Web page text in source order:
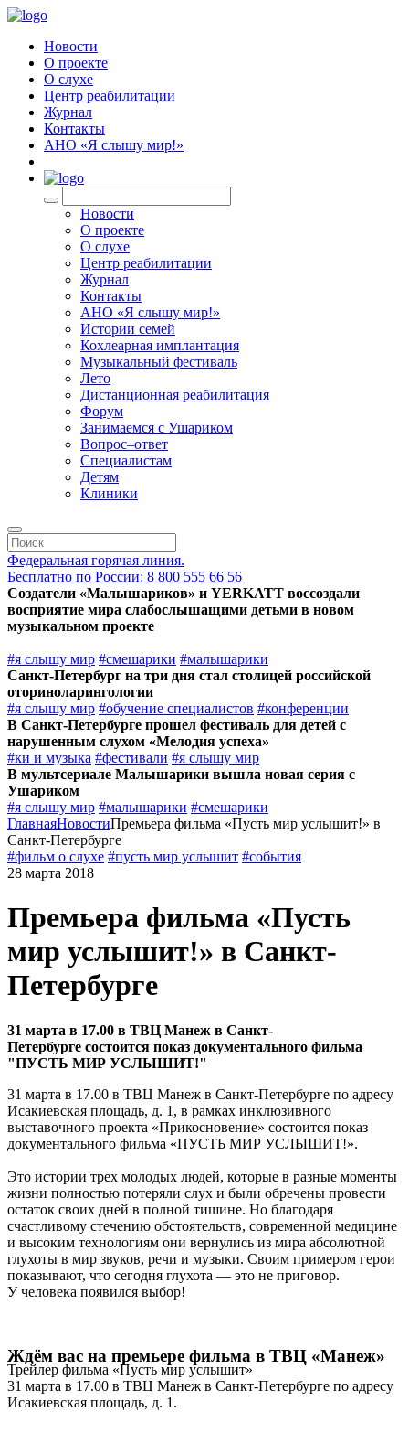
Новости
О проекте
О слухе
Центр реабилитации
Журнал
Контакты
АНО «Я слышу мир!»
Новости
О проекте
О слухе
Центр реабилитации
Журнал
Контакты
АНО «Я слышу мир!»
Истории семей
Кохлеарная имплантация
Музыкальный фестиваль
Лето
Дистанционная реабилитация
Форум
Занимаемся с Ушариком
Вопрос–ответ
Специалистам
Детям
Клиники
Федеральная горячая линия.
Бесплатно по России: 8 800 555 66 56
Создатели «Малышариков» и YERKATT воссоздали
восприятие мира слабослышащими детьми в новом
музыкальном проекте
#я слышу мир #смешарики #малышарики
Санкт-Петербург на три дня стал столицей российской
оториноларингологии
#я слышу мир #обучение специалистов #конференции
В Санкт-Петербурге прошел фестиваль для детей с
нарушенным слухом «Мелодия успеха»
#ки и музыка #фестивали #я слышу мир
В мультсериале Малышарики вышла новая серия с
Ушариком
#я слышу мир #малышарики #смешарики
ГлавнаяНовостиПремьера фильма «Пусть мир услышит!» в
Санкт-Петербурге
#фильм о слухе #пусть мир услышит #события
28 марта 2018
Премьера фильма «Пусть
мир услышит!» в Санкт-
Петербурге
31 марта в 17.00 в ТВЦ Манеж в Санкт-
Петербурге состоится показ документального фильма
"ПУСТЬ МИР УСЛЫШИТ!"
31 марта в 17.00 в ТВЦ Манеж в Санкт-Петербурге по адресу
Исакиевская площадь, д. 1, в рамках инклюзивного
выставочного проекта «Прикосновение» состоится показ
документального фильма «ПУСТЬ МИР УСЛЫШИТ!».
Это истории трех молодых людей, которые в разные моменты
жизни полностью потеряли слух и были обречены провести
остаток своих дней в полной тишине. Но благодаря
счастливому стечению обстоятельств, современной медицине
и высоким технологиям они вернулись из мира абсолютной
глухоты в мир звуков, речи и музыки. Своим примером герои
показывают, что сегодня глухота — это не приговор.
У человека появился выбор!
Ждём вас на премьере фильма в ТВЦ «Манеж»
Трейлер фильма «Пусть мир услышит»
31 марта в 17.00 в ТВЦ Манеж в Санкт-Петербурге по адресу
Исакиевская площадь, д. 1.